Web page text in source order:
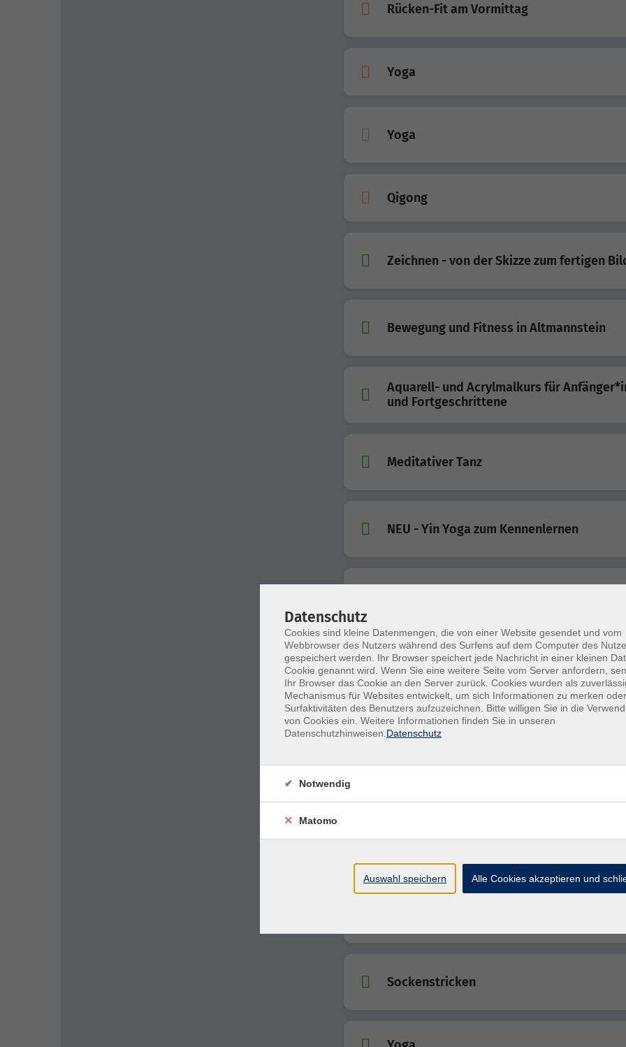
Rücken-Fit am Vormittag
Yoga
Yoga
Qigong
Zeichnen - von der Skizze zum fertigen
Bewegung und Fitness in Altmannstein
Aquarell- und Acrylmalkurs für
und Fortgeschrittene
Meditativer Tanz
NEU - Yin Yoga zum Kennenlernen
Malen für Kinder und Jugendliche ab 10
***Brotbacken im Holzbackofen
Sockenstricken
Datenschutz
Cookies sind kleine Datenmengen, die von einer Website gesendet und vom
Webbrowser des Nutzers während des Surfens auf dem Computer des
gespeichert werden. Ihr Browser speichert jede Nachricht in einer kleinen
Cookie genannt wird. Wenn Sie eine weitere Seite vom Server anfordern,
Ihr Browser das Cookie an den Server zurück. Cookies wurden als
Mechanismus für Websites entwickelt, um sich Informationen zu merken
Surfaktivitäten des Benutzers aufzuzeichnen. Bitte willigen Sie in die
von Cookies ein. Weitere Informationen finden Sie in unseren
Datenschutzhinweisen. Datenschutz
Notwendig
Matomo
Auswahl speichern Alle Cookies akzeptieren und